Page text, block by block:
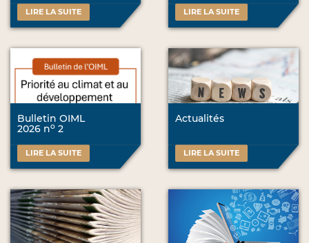
LIRE LA SUITE LIRE LA SUITE
Bulletin OIML
2026 no 2
LIRE LA SUITE
Actualités
LIRE LA SUITE